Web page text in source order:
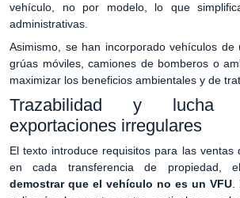
vehículo, no por modelo, lo que
administrativas.
Asimismo, se han incorporado vehículos
grúas móviles, camiones de bomberos o
maximizar los beneficios ambientales y de
Trazabilidad y lucha
exportaciones irregulares
El texto introduce requisitos para las ventas
en cada transferencia de propiedad,
demostrar que el vehículo no es un VFU.